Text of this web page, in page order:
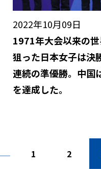
2022年10月09日
1971年大会以来の
狙った日本女子は決
連続の準優勝。中国
を達成した。
1 2